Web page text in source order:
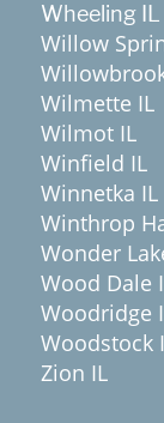
Wheeling IL
Willow
Wilmette IL
Wilmot IL
Winfield IL
Winnetka IL
Winthrop
Wonder
Wood Dale
Woodridge
Woodstock
Zion IL